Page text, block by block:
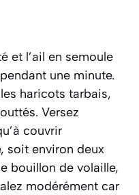
et l’ail en semoule
une minute.
haricots tarbais,
Versez
couvrir
soit environ deux
bouillon de volaille,
modérément car